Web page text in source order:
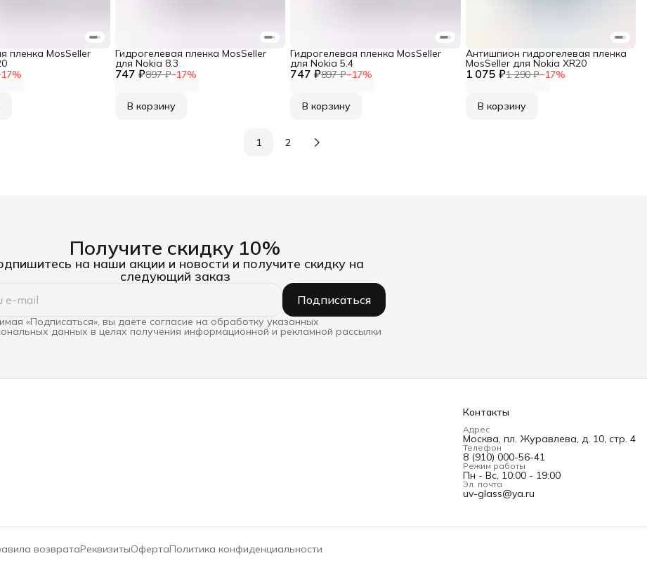
17%
пленка MosSeller
747 ₽897 ₽−17%
Гидрогелевая пленка MosSeller
для Nokia 8.3
В корзину
747 ₽897 ₽−17%
Гидрогелевая пленка MosSeller
для Nokia 5.4
В корзину
1 075 ₽1 290 ₽−17%
Антишпион гидрогелевая пленка
MosSeller для Nokia XR20
В корзину
1 2
Получите скидку 10%
на наши акции и новости и получите скидку на
следующий заказ
Подписаться
«Подписаться», вы даете согласие на обработку указанных
данных в целях получения информационной и рекламной рассылки
Контакты
Адрес
Москва, пл. Журавлева, д. 10, стр. 4
Телефон
8 (910) 000-56-41
Режим работы
Пн - Вс, 10:00 - 19:00
Эл. почта
uv-glass@ya.ru
возвратаРеквизитыОфертаПолитика конфиденциальности